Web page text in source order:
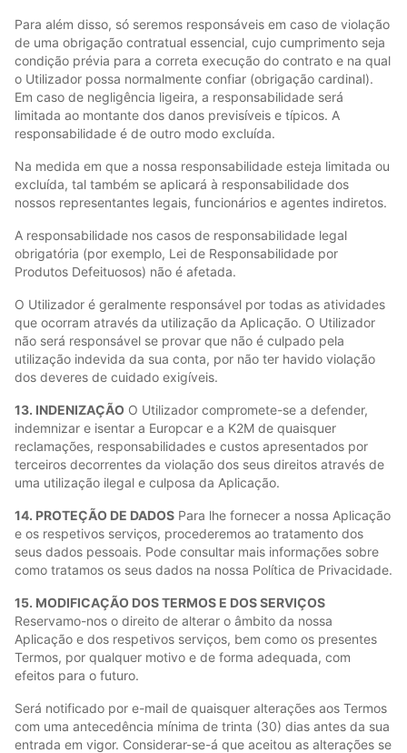
Para além disso, só seremos responsáveis em caso de violação
de uma obrigação contratual essencial, cujo cumprimento seja
condição prévia para a correta execução do contrato e na qual
o Utilizador possa normalmente confiar (obrigação cardinal).
Em caso de negligência ligeira, a responsabilidade será
limitada ao montante dos danos previsíveis e típicos. A
responsabilidade é de outro modo excluída.
Na medida em que a nossa responsabilidade esteja limitada ou
excluída, tal também se aplicará à responsabilidade dos
nossos representantes legais, funcionários e agentes indiretos.
A responsabilidade nos casos de responsabilidade legal
obrigatória (por exemplo, Lei de Responsabilidade por
Produtos Defeituosos) não é afetada.
O Utilizador é geralmente responsável por todas as atividades
que ocorram através da utilização da Aplicação. O Utilizador
não será responsável se provar que não é culpado pela
utilização indevida da sua conta, por não ter havido violação
dos deveres de cuidado exigíveis.
13. INDENIZAÇÃO O Utilizador compromete-se a defender,
indemnizar e isentar a Europcar e a K2M de quaisquer
reclamações, responsabilidades e custos apresentados por
terceiros decorrentes da violação dos seus direitos através de
uma utilização ilegal e culposa da Aplicação.
14. PROTEÇÃO DE DADOS Para lhe fornecer a nossa Aplicação
e os respetivos serviços, procederemos ao tratamento dos
seus dados pessoais. Pode consultar mais informações sobre
como tratamos os seus dados na nossa Política de Privacidade.
15. MODIFICAÇÃO DOS TERMOS E DOS SERVIÇOS
Reservamo-nos o direito de alterar o âmbito da nossa
Aplicação e dos respetivos serviços, bem como os presentes
Termos, por qualquer motivo e de forma adequada, com
efeitos para o futuro.
Será notificado por e-mail de quaisquer alterações aos Termos
com uma antecedência mínima de trinta (30) dias antes da sua
entrada em vigor. Considerar-se-á que aceitou as alterações se